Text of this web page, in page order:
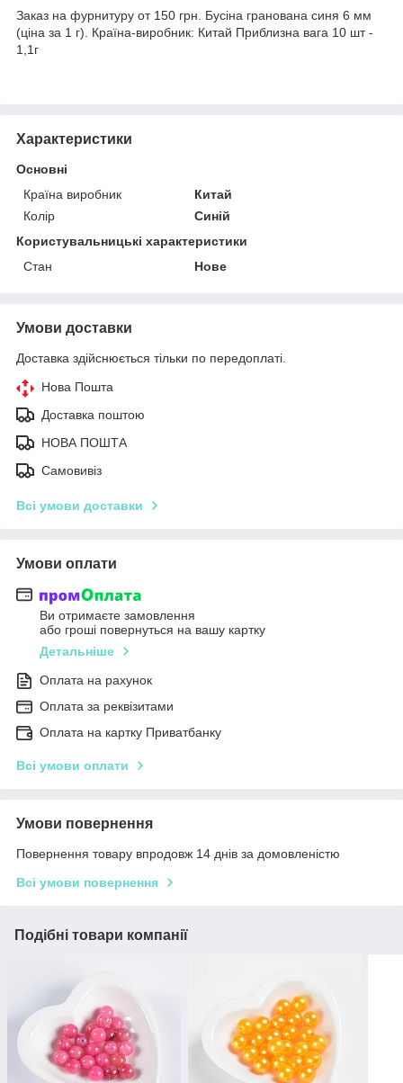
Заказ на фурнитуру от 150 грн. Бусіна гранована синя 6 мм
(ціна за 1 г). Країна-виробник: Китай Приблизна вага 10 шт -
1,1г
Характеристики
Основні
Країна виробник
Китай
Колір
Синій
Користувальницькі характеристики
Стан
Нове
Умови доставки
Доставка здійснюється тільки по передоплаті.
Нова Пошта
Доставка поштою
НОВА ПОШТА
Самовивіз
Всі умови доставки
Умови оплати
Ви отримаєте замовлення
або гроші повернуться на вашу картку
Детальніше
Оплата на рахунок
Оплата за реквізитами
Оплата на картку Приватбанку
Всі умови оплати
Умови повернення
Повернення товару впродовж 14 днів за домовленістю
Всі умови повернення
Подібні товари компанії